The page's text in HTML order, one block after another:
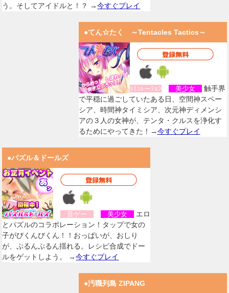
う。そしてアイドルと！？ →今すぐプレイ
●てん☆たく ～Tentacles Tactics～
ｼﾐｭﾚーｼｮﾝ 美少女
触手界
で平穏に過ごしていたある日、空間神スペー
シア、時間神タイミシア、次元神ディメンシ
アの３人の女神が、テンタ・クルスを浄化す
るためにやってきた！→今すぐプレイ
●パズル＆ドールズ
音ゲー 美少女
エロ
とパズルのコラボレーション！タップで女の
子がびくんびくん！！おっぱいが、おしり
が、ぷるんぷるん揺れる。レシピ合成でドー
ルをゲットしよう。 →今すぐプレイ
●汚職列島 ZIPANG